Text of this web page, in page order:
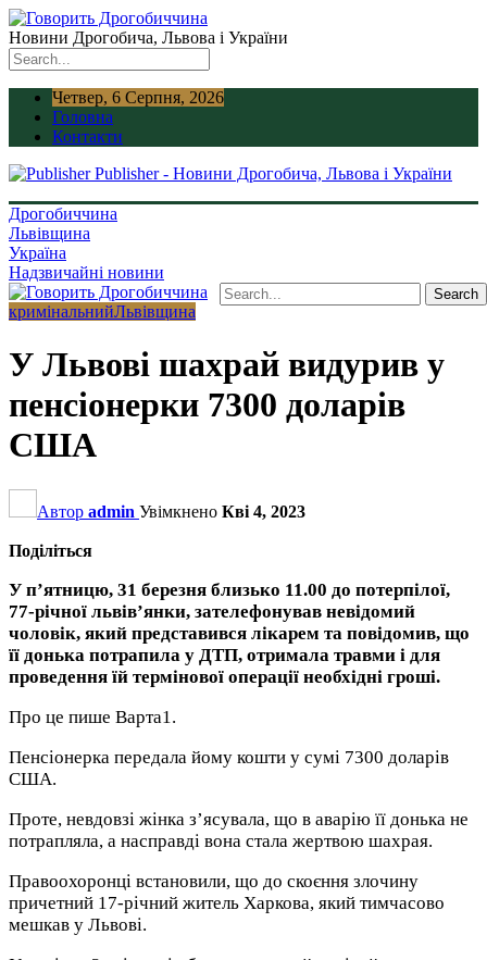
Новини Дрогобича, Львова і України
Четвер, 6 Серпня, 2026
Головна
Контакти
Publisher - Новини Дрогобича, Львова і України
Дрогобиччина
Львівщина
Україна
Надзвичайні новини
кримінальнийЛьвівщина
У Львові шахрай видурив у
пенсіонерки 7300 доларів
США
Автор admin Увімкнено Кві 4, 2023
Поділіться
У п’ятницю, 31 березня близько 11.00 до потерпілої,
77-річної львів’янки, зателефонував невідомий
чоловік, який представився лікарем та повідомив, що
її донька потрапила у ДТП, отримала травми і для
проведення їй термінової операції необхідні гроші.
Про це пише Варта1.
Пенсіонерка передала йому кошти у сумі 7300 доларів
США.
Проте, невдовзі жінка з’ясувала, що в аварію її донька не
потрапляла, а насправді вона стала жертвою шахрая.
Правоохоронці встановили, що до скоєння злочину
причетний 17-річний житель Харкова, який тимчасово
мешкав у Львові.